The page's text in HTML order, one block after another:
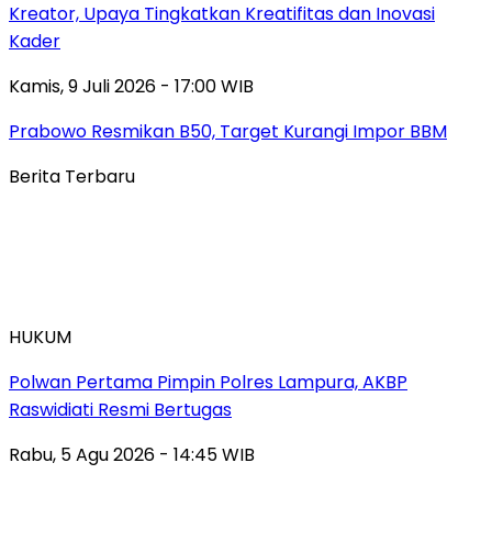
Kreator, Upaya Tingkatkan Kreatifitas dan Inovasi
Kader
Kamis, 9 Juli 2026 - 17:00 WIB
Prabowo Resmikan B50, Target Kurangi Impor BBM
Berita Terbaru
HUKUM
Polwan Pertama Pimpin Polres Lampura, AKBP
Raswidiati Resmi Bertugas
Rabu, 5 Agu 2026 - 14:45 WIB